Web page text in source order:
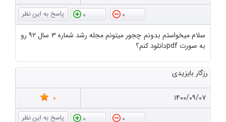
0
0
سلام میخواستم بدونم چجور میتونم مجله رشد شماره ۳ سال ۹۲ رو
به صورت pdfدانلود کنم؟
رزگار بایزیدی
۱۴۰۰/۰۹/۰۷
0
0
0